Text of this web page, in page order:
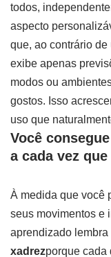
todos,
aspecto
que, ao contrário de
exibe apenas
modos ou
gostos. Isso
uso que
Você
a cada vez
À medida que você
seus movimentos e
aprendizado
xadrezporque cada